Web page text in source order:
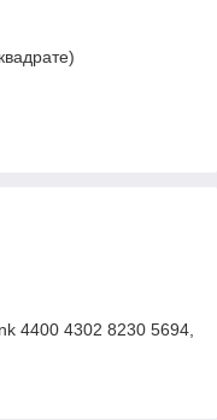
4400 4302 8230 5694,